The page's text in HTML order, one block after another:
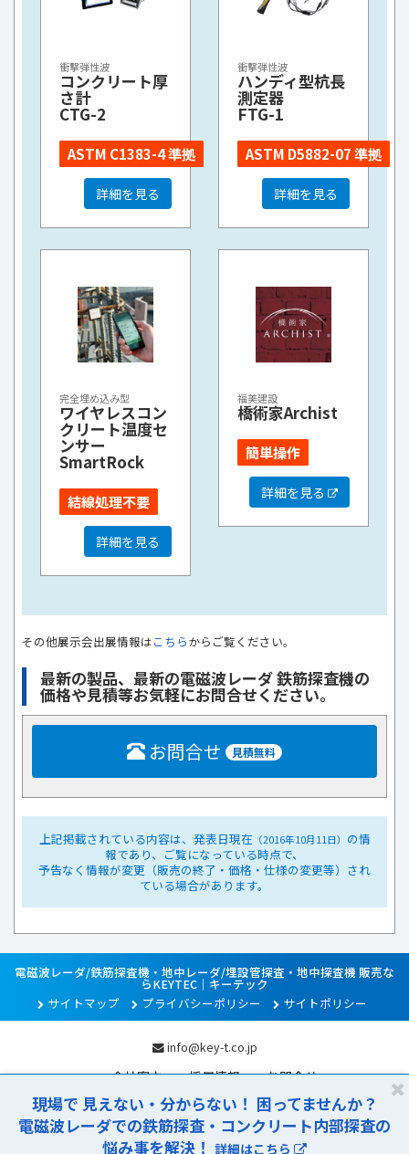
衝撃弾性波
コンクリート厚
さ計
CTG-2
ASTM C1383-4 準拠
詳細を見る
衝撃弾性波
ハンディ型杭長
測定器
FTG-1
ASTM D5882-07 準拠
詳細を見る
完全埋め込み型
ワイヤレスコン
クリート温度セ
ンサー
SmartRock
結線処理不要
詳細を見る
福美建設
橋術家Archist
簡単操作
詳細を見る
その他展示会出展情報はこちらからご覧ください。
最新の製品、最新の電磁波レーダ 鉄筋探査機の
価格や見積等お気軽にお問合せください。
お問合せ 見積無料
上記掲載されている内容は、発表日現在 （2016年10月11日） の情
報であり、ご覧になっている時点で、
予告なく情報が変更（販売の終了・価格・仕様の変更等）され
ている場合があります。
電磁波レーダ/鉄筋探査機・地中レーダ/埋設管探査・地中探査機 販売な
らKEYTEC｜キーテック
サイトマップ
プライバシーポリシー サイトポリシー
info@key-t.co.jp
会社案内 採用情報 お問合せ
コンクリート内部探査機器、電磁波レーダ・鉄筋探査機、地中レーダ・
地中探査機、鉄筋腐食探知器、衝撃弾性波機器なら - 専門メーカー
現場で 見えない・分からない！ 困ってませんか？
電磁波レーダでの鉄筋探査・コンクリート内部探査の
悩み事を解決！ 詳細はこちら
閉
る